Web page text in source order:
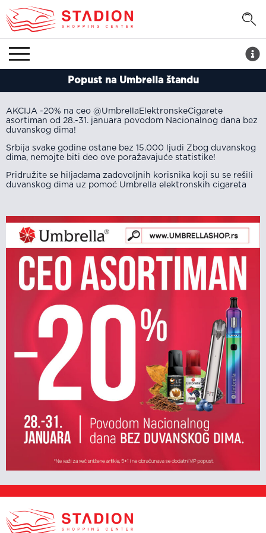
Popust na Umbrella štandu
AKCIJA -20% na ceo @UmbrellaElektronskeCigarete
asortiman od 28.-31. januara povodom Nacionalnog dana bez
duvanskog dima!
Srbija svake godine ostane bez 15.000 ljudi Zbog duvanskog
dima, nemojte biti deo ove poražavajuće statistike!
Pridružite se hiljadama zadovoljnih korisnika koji su se rešili
duvanskog dima uz pomoć Umbrella elektronskih cigareta